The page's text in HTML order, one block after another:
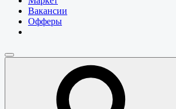
Вакансии
Офферы